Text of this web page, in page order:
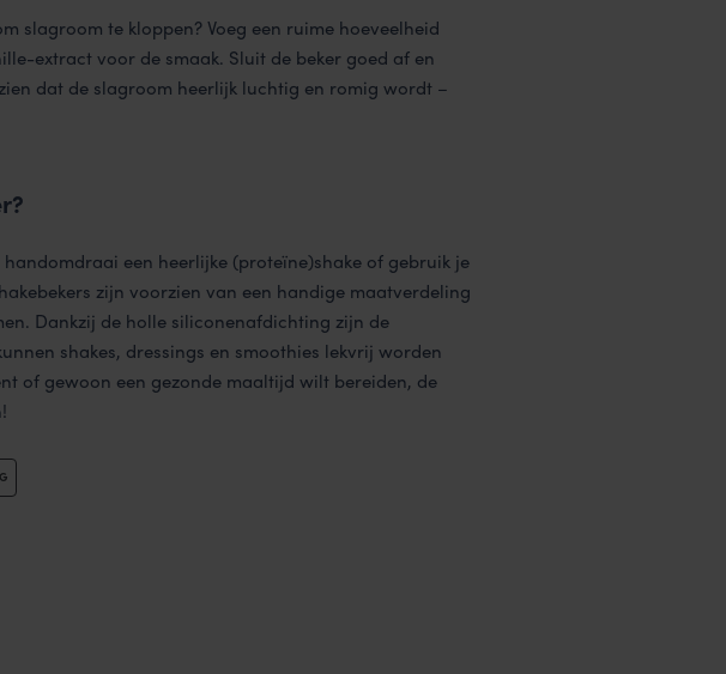
slagroom te kloppen? Voeg een ruime hoeveelheid
extract voor de smaak. Sluit de beker goed af en
dat de slagroom heerlijk luchtig en romig wordt –
handomdraai een heerlijke (proteïne)shake of gebruik je
zijn voorzien van een handige maatverdeling
Dankzij de holle siliconenafdichting zijn de
shakes, dressings en smoothies lekvrij worden
of gewoon een gezonde maaltijd wilt bereiden, de
PRODUCT